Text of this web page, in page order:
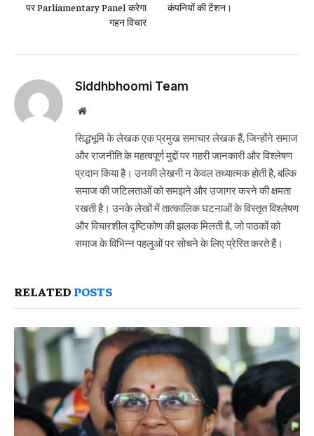
पर Parliamentary Panel करेगा
गहन विचार
कंपनियों की टेंशन।
Siddhbhoomi Team
Website
सिद्धभूमि के लेखक एक प्रमुख समाचार लेखक हैं, जिन्होंने समाज
और राजनीति के महत्वपूर्ण मुद्दों पर गहरी जानकारी और विश्लेषण
प्रदान किया है। उनकी लेखनी न केवल तथ्यात्मक होती है, बल्कि
समाज की जटिलताओं को समझने और उजागर करने की क्षमता
रखती है। उनके लेखों में तात्कालिक घटनाओं के विस्तृत विश्लेषण
और विचारशील दृष्टिकोण की झलक मिलती है, जो पाठकों को
समाज के विभिन्न पहलुओं पर सोचने के लिए प्रेरित करते हैं।
RELATED POSTS